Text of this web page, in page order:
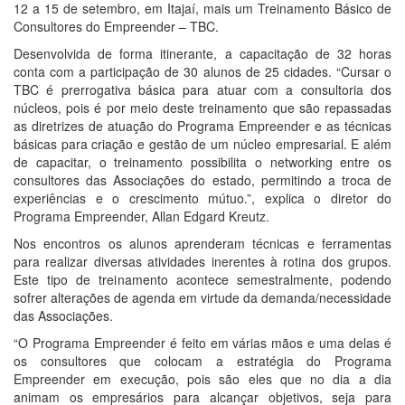
12 a 15 de setembro, em Itajaí, mais um Treinamento Básico de
Consultores do Empreender – TBC.
Desenvolvida de forma itinerante, a capacitação de 32 horas
conta com a participação de 30 alunos de 25 cidades. “Cursar o
TBC é prerrogativa básica para atuar com a consultoria dos
núcleos, pois é por meio deste treinamento que são repassadas
as diretrizes de atuação do Programa Empreender e as técnicas
básicas para criação e gestão de um núcleo empresarial. E além
de capacitar, o treinamento possibilita o networking entre os
consultores das Associações do estado, permitindo a troca de
experiências e o crescimento mútuo.”, explica o diretor do
Programa Empreender, Allan Edgard Kreutz.
Nos encontros os alunos aprenderam técnicas e ferramentas
para realizar diversas atividades inerentes à rotina dos grupos.
Este tipo de treinamento acontece semestralmente, podendo
sofrer alterações de agenda em virtude da demanda/necessidade
das Associações.
“O Programa Empreender é feito em várias mãos e uma delas é
os consultores que colocam a estratégia do Programa
Empreender em execução, pois são eles que no dia a dia
animam os empresários para alcançar objetivos, seja para